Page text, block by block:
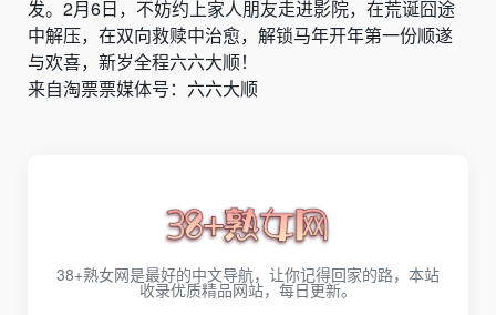
发。2月6日，不妨约上家人朋友走进影院，在荒诞囧途
中解压，在双向救赎中治愈，解锁马年开年第一份顺遂
与欢喜，新岁全程六六大顺！
来自淘票票媒体号：六六大顺
38+熟女网是最好的中文导航，让你记得回家的路，本站
收录优质精品网站，每日更新。